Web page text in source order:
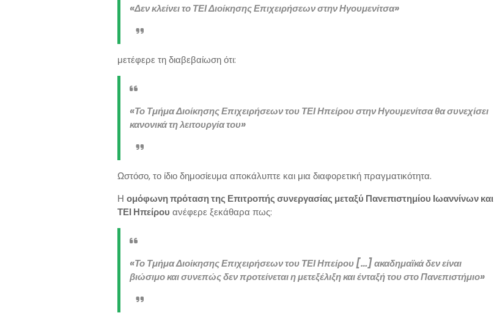
«Δεν κλείνει το ΤΕΙ Διοίκησης Επιχειρήσεων στην Ηγουμενίτσα»
μετέφερε τη διαβεβαίωση ότι:
«Το Τμήμα Διοίκησης Επιχειρήσεων του ΤΕΙ Ηπείρου στην Ηγουμενίτσα θα συνεχίσει
κανονικά τη λειτουργία του»
Ωστόσο, το ίδιο δημοσίευμα αποκάλυπτε και μια διαφορετική πραγματικότητα.
Η ομόφωνη πρόταση της Επιτροπής συνεργασίας μεταξύ Πανεπιστημίου Ιωαννίνων και
ΤΕΙ Ηπείρου ανέφερε ξεκάθαρα πως:
«Το Τμήμα Διοίκησης Επιχειρήσεων του ΤΕΙ Ηπείρου […] ακαδημαϊκά δεν είναι
βιώσιμο και συνεπώς δεν προτείνεται η μετεξέλιξη και ένταξή του στο Πανεπιστήμιο»